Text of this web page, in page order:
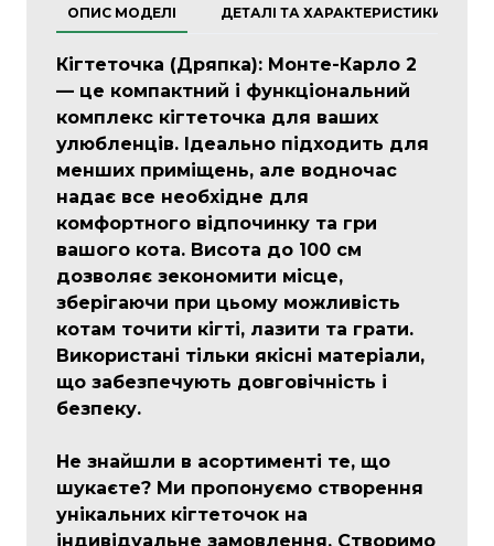
ОПИС МОДЕЛІ ДЕТАЛІ ТА ХАРАКТЕРИСТИКИ
Кігтеточка (Дряпка): Монте-Карло 2
— це компактний і функціональний
комплекс кігтеточка для ваших
улюбленців. Ідеально підходить для
менших приміщень, але водночас
надає все необхідне для
комфортного відпочинку та гри
вашого кота. Висота до 100 см
дозволяє зекономити місце,
зберігаючи при цьому можливість
котам точити кігті, лазити та грати.
Використані тільки якісні матеріали,
що забезпечують довговічність і
безпеку.
Не знайшли в асортименті те, що
шукаєте? Ми пропонуємо створення
унікальних кігтеточок на
індивідуальне замовлення. Створимо